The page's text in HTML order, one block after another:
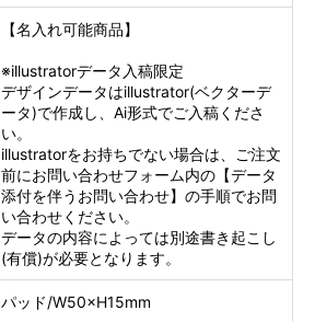
【名入れ可能商品】
※illustratorデータ入稿限定
デザインデータはillustrator(ベクターデ
ータ)で作成し、Ai形式でご入稿くださ
い。
illustratorをお持ちでない場合は、ご注文
前にお問い合わせフォーム内の【データ
添付を伴うお問い合わせ】の手順でお問
い合わせください。
データの内容によっては別途書き起こし
(有償)が必要となります。
パッド/W50×H15mm